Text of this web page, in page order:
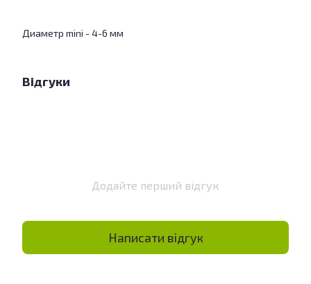
Диаметр mini - 4-6 мм
Відгуки
Додайте перший відгук
Написати відгук